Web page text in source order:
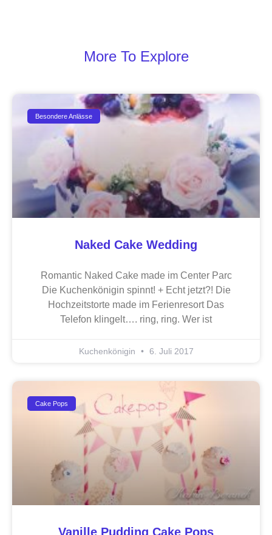
More To Explore
Besondere Anlässe
Naked Cake Wedding
Romantic Naked Cake made im Center Parc
Die Kuchenkönigin spinnt! + Echt jetzt?! Die
Hochzeitstorte made im Ferienresort Das
Telefon klingelt…. ring, ring. Wer ist
Kuchenkönigin 6. Juli 2017
Cake Pops
Vanille Pudding Cake Pops